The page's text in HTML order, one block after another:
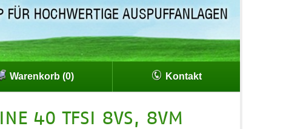
Warenkorb (0) Kontakt
40 TFSI 8VS, 8VM